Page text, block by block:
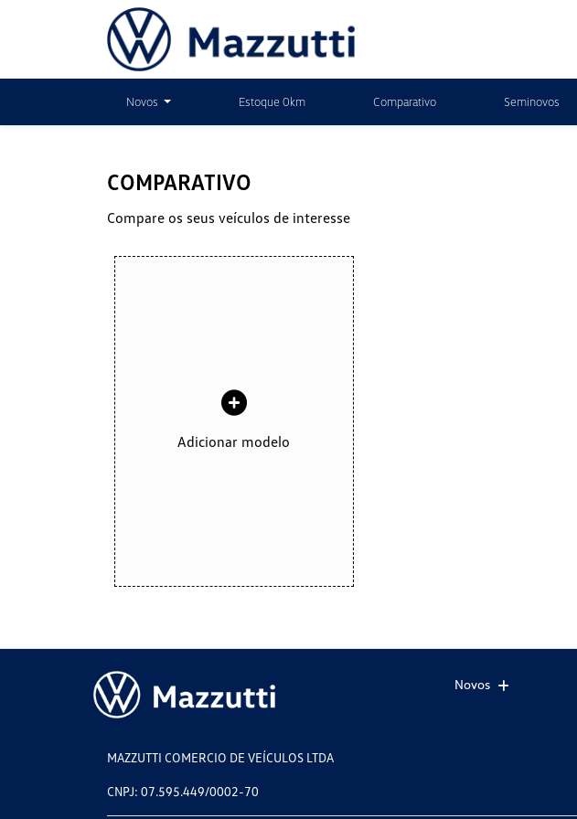
Novos Estoque 0km Comparativo Seminovos
COMPARATIVO
Compare os seus veículos de interesse
Adicionar modelo
Novos
MAZZUTTI COMERCIO DE VEÍCULOS LTDA
CNPJ: 07.595.449/0002-70